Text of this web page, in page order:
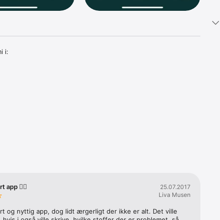
i:
app 👍🏻
25.07.2017
Liva Musen
og nyttig app, dog lidt ærgerligt der ikke er alt. Det ville